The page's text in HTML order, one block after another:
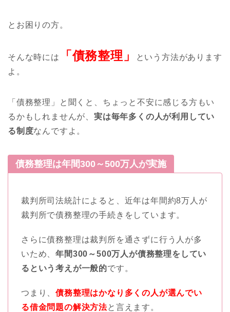
とお困りの方。
そんな時には 「債務整理」
という方法があります
よ。
「債務整理」と聞くと、ちょっと不安に感じる方もい
るかもしれませんが、実は毎年多くの人が利用してい
る制度なんですよ。
債務整理は年間300～500万人が実施
裁判所司法統計によると、近年は年間約8万人が
裁判所で債務整理の手続きをしています。
さらに債務整理は裁判所を通さずに行う人が多
いため、年間300～500万人が債務整理をしてい
るという考えが一般的です。
つまり、債務整理はかなり多くの人が選んでい
る借金問題の解決方法と言えます。